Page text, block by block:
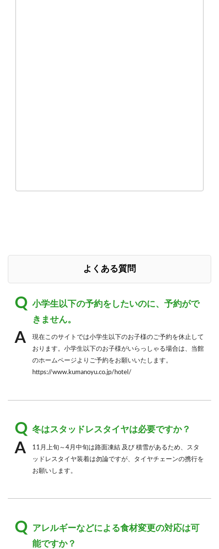
よくある質問
小学生以下の予約をしたいのに、予約がで
きません。
現在このサイトでは小学生以下のお子様のご予約を休止して
おります。小学生以下のお子様がいらっしゃる場合は、当館
のホームページよりご予約をお願いいたします。
https://www.kumanoyu.co.jp/hotel/
冬はスタッドレスタイヤは必要ですか？
11月上旬～4月中旬は路面凍結 及び 積雪があるため、スタ
ッドレスタイヤ装着は勿論ですが、タイヤチェーンの携行を
お願いします。
アレルギーなどによる食材変更の対応は可
能ですか？